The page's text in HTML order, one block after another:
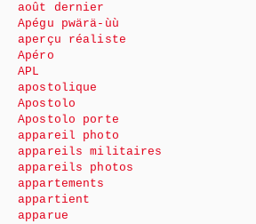
août dernier
Apégu pwärä-ùù
aperçu réaliste
Apéro
APL
apostolique
Apostolo
Apostolo porte
appareil photo
appareils militaires
appareils photos
appartements
appartient
apparue